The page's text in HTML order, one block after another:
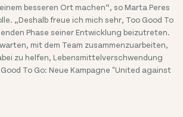
besseren Ort machen“, so Marta Peres
„Deshalb freue ich mich sehr, Too Good To
Phase seiner Entwicklung beizutreten.
mit dem Team zusammenzuarbeiten,
zu helfen, Lebensmittelverschwendung
To Go: Neue Kampagne "United against